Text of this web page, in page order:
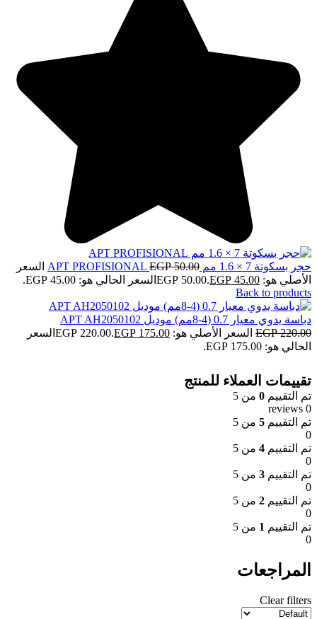
حجر بسكوتة 7 × 1.6 مم APT PROFISIONAL EGP50.00
السعر
الأصلي هو: EGP 50.00.
EGP 45.00
السعر الحالي هو: EGP 45.00.
Back to products
دباسة يدوي معيار 0.7 (4-8مم) موديل APT AH2050102
EGP220.00 السعر الأصلي هو: EGP 220.00. EGP 175.00
السعر
الحالي هو: EGP 175.00.
تقييمات العملاء للمنتج
تم التقييم 0 من 5
0 reviews
تم التقييم 5 من 5
0
تم التقييم 4 من 5
0
تم التقييم 3 من 5
0
تم التقييم 2 من 5
0
تم التقييم 1 من 5
0
المراجعات
Clear filters